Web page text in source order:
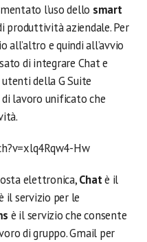
l’uso dello smart
produttività aziendale. Per
all’altro e quindi all’avvio
di integrare Chat e
della G Suite
lavoro unificato che
Hw
elettronica,Chatè il
il servizio per le
è il servizio che consente
di gruppo. Gmail per